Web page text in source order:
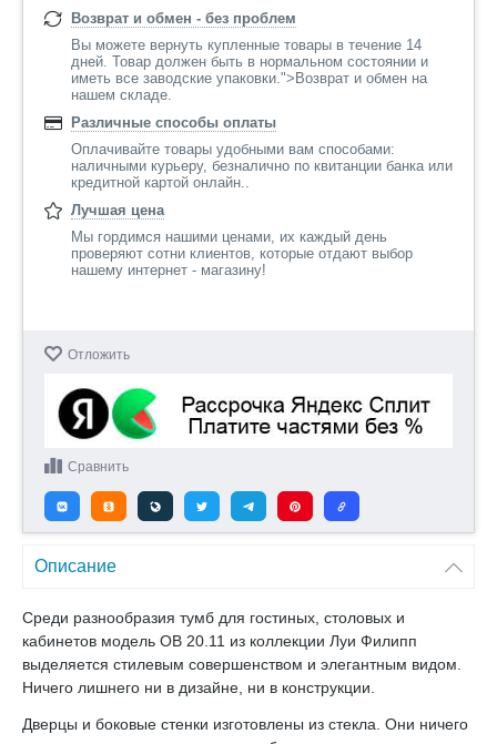
Возврат и обмен - без проблем
Вы можете вернуть купленные товары в течение 14
дней. Товар должен быть в нормальном состоянии и
иметь все заводские упаковки.">Возврат и обмен на
нашем складе.
Различные способы оплаты
Оплачивайте товары удобными вам способами:
наличными курьеру, безналично по квитанции банка или
кредитной картой онлайн..
Лучшая цена
Мы гордимся нашими ценами, их каждый день
проверяют сотни клиентов, которые отдают выбор
нашему интернет - магазину!
Отложить
Сравнить
Описание
Среди разнообразия тумб для гостиных, столовых и
кабинетов модель ОВ 20.11 из коллекции Луи Филипп
выделяется стилевым совершенством и элегантным видом.
Ничего лишнего ни в дизайне, ни в конструкции.
Дверцы и боковые стенки изготовлены из стекла. Они ничего